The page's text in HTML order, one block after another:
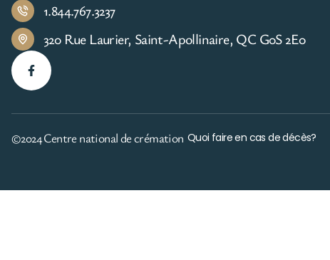
1.844.767.3237
320 Rue Laurier, Saint-Apollinaire, QC G0S 2E0
©2024 Centre national de crémation Quoi faire en cas de décès?